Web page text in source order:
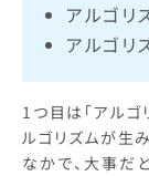
アルゴリ
アルゴリ
1つ目は「アルゴ
ルゴリズムが生
なかで、大事だ